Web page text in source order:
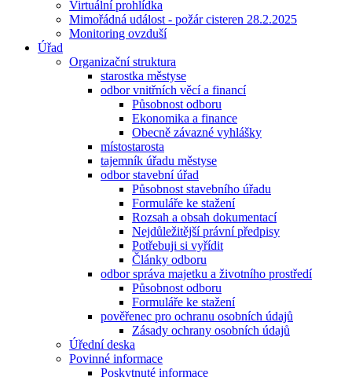
Virtuální prohlídka
Mimořádná událost - požár cisteren 28.2.2025
Monitoring ovzduší
Úřad
Organizační struktura
starostka městyse
odbor vnitřních věcí a financí
Působnost odboru
Ekonomika a finance
Obecně závazné vyhlášky
místostarosta
tajemník úřadu městyse
odbor stavební úřad
Působnost stavebního úřadu
Formuláře ke stažení
Rozsah a obsah dokumentací
Nejdůležitější právní předpisy
Potřebuji si vyřídit
Články odboru
odbor správa majetku a životního prostředí
Působnost odboru
Formuláře ke stažení
pověřenec pro ochranu osobních údajů
Zásady ochrany osobních údajů
Úřední deska
Povinné informace
Poskytnuté informace